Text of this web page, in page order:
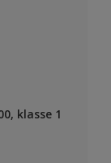
klasse 1